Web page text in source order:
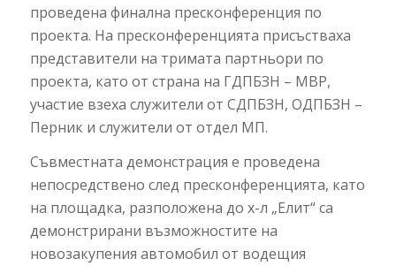
проведена финална пресконференция по
проекта. На пресконференцията присъстваха
представители на тримата партньори по
проекта, като от страна на ГДПБЗН – МВР,
участие взеха служители от СДПБЗН, ОДПБЗН –
Перник и служители от отдел МП.
Съвместната демонстрация e проведена
непосредствено след пресконференцията, като
на площадка, разположена до х-л „Елит“ са
демонстрирани възможностите на
новозакупения автомобил от водещия